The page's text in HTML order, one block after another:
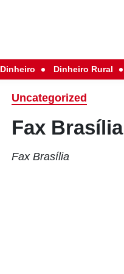
Dinheiro Dinheiro Rural
Uncategorized
Fax Brasília
Fax Brasília